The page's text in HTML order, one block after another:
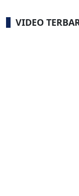
VIDEO